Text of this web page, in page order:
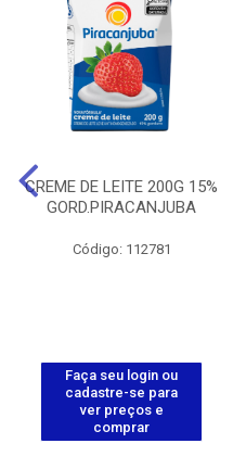
CREME DE LEITE 200G 15%
GORD.PIRACANJUBA
Código: 112781
Faça seu login ou
cadastre-se para
ver preços e
comprar